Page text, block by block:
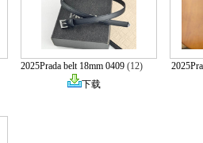
2025Prada belt 18mm 0409 (12)
下载